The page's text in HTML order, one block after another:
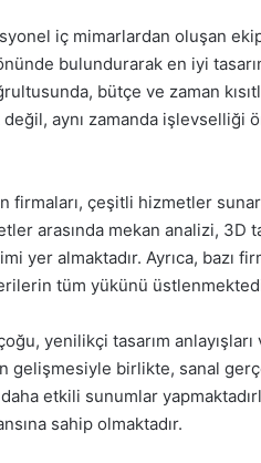
iç mimarlardan oluşan
bulundurarak en iyi
bütçe ve zaman
aynı zamanda işlevselliği
firmaları, çeşitli hizmetler
arasında mekan analizi,
yer almaktadır. Ayrıca, bazı
tüm yükünü
yenilikçi tasarım
gelişmesiyle birlikte, sanal
etkili sunumlar
sahip olmaktadır.